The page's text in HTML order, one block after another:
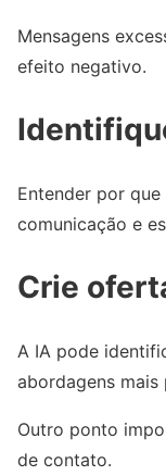
Mensagens
efeito negativo.
Entender por
comunicação e
Crie
A IA pode
abordagens mais
Outro ponto
de contato.